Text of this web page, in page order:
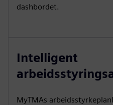
dashbordet.
Intelligent
MyTMAs